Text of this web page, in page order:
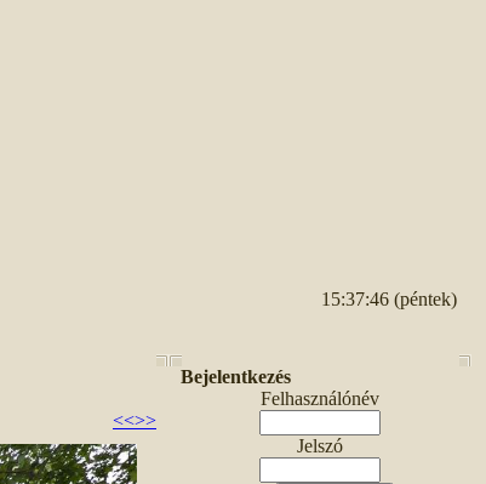
15:37:46 (péntek)
<<>>
Bejelentkezés
Felhasználónév
Jelszó